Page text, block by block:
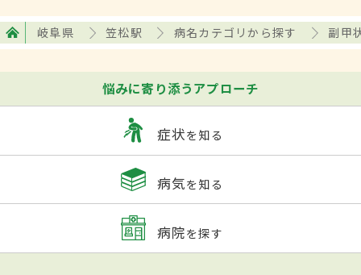
岐阜県 笠松駅 病名カテゴリから探す 副甲
悩みに寄り添うアプローチ
症状を知る
病気を知る
病院を探す